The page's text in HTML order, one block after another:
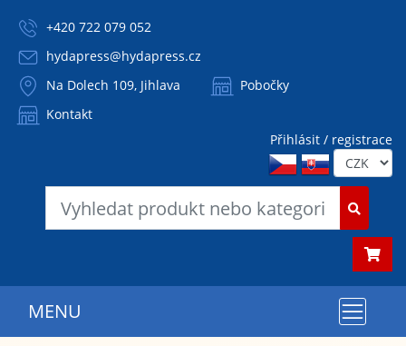
+420 722 079 052
hydapress@hydapress.cz
Na Dolech 109, Jihlava
Pobočky
Kontakt
Přihlásit / registrace
MENU